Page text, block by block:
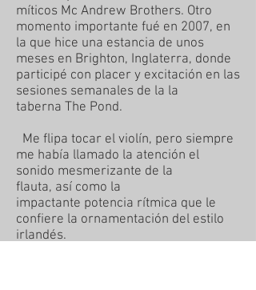
míticos Mc Andrew Brothers. Otro
momento importante fué en 2007, en
la que hice una estancia de unos
meses en Brighton, Inglaterra, donde
participé con placer y excitación en las
sesiones semanales de la la
taberna The Pond.
Me flipa tocar el violín, pero siempre
me había llamado la atención el
sonido mesmerizante de la
flauta, así como la
impactante potencia rítmica que le
confiere la ornamentación del estilo
irlandés.